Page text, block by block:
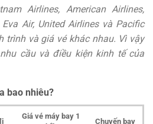
Airlines, American Airlines,
Air, United Airlines và Pacific
trình và giá vé khác nhau. Vì vậy
cầu và điều kiện kinh tế của
bao nhiêu?
Giá vé máy bay 1
Chuyến bay